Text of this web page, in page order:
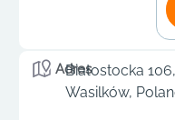
Adres
Białostocka
Wasilków,